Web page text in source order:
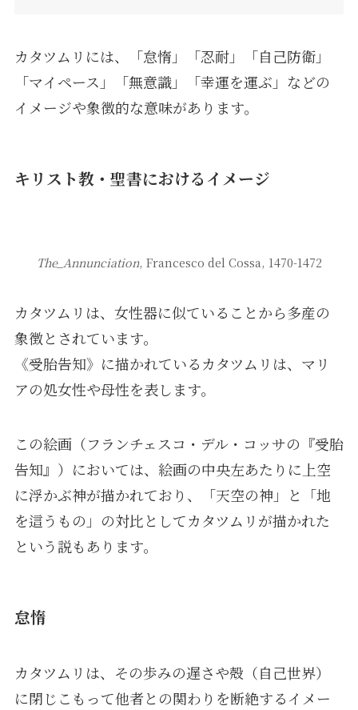
カタツムリには、「怠惰」「忍耐」「自己防衛」
「マイペース」「無意識」「幸運を運ぶ」などの
イメージや象徴的な意味があります。
キリスト教・聖書におけるイメージ
The_Annunciation, Francesco del Cossa, 1470-1472
カタツムリは、女性器に似ていることから多産の
象徴とされています。
《受胎告知》に描かれているカタツムリは、マリ
アの処女性や母性を表します。
この絵画（フランチェスコ・デル・コッサの『受胎
告知』）においては、絵画の中央左あたりに上空
に浮かぶ神が描かれており、「天空の神」と「地
を這うもの」の対比としてカタツムリが描かれた
という説もあります。
怠惰
カタツムリは、その歩みの遅さや殻（自己世界）
に閉じこもって他者との関わりを断絶するイメー